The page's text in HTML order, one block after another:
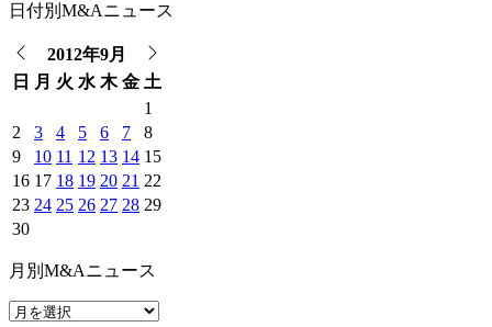
日付別M&Aニュース
2012年9月
日
月 火 水 木 金 土
1
2
3 4 5 6 7
8
9
10 11 12 13 14 15
16 17 18 19 20 21 22
23 24 25 26 27 28 29
30
月別M&Aニュース